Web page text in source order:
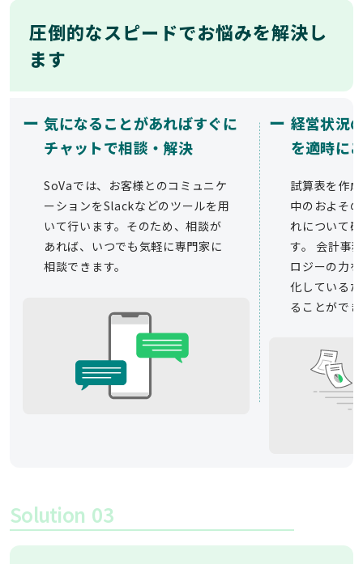
圧倒的なスピードでお悩みを解決し
ます
ー 気になることがあればすぐに
チャットで相談・解決
SoVaでは、お客様とのコミュニケ
ーションをSlackなどのツールを用
いて行います。そのため、相談が
あれば、いつでも気軽に専門家に
相談できます。
ー 経営状況
を適時に
試算表を作
中のおよそ
れについて
す。 会計事
ロジーの力
化している
ることがで
Solution 03